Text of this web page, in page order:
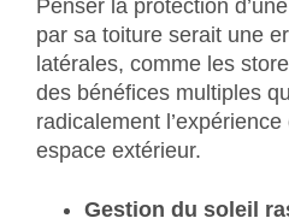
Penser la protection
par sa toiture serait une
latérales, comme les
des bénéfices multiples
radicalement
espace extérieur.
Gestion du soleil